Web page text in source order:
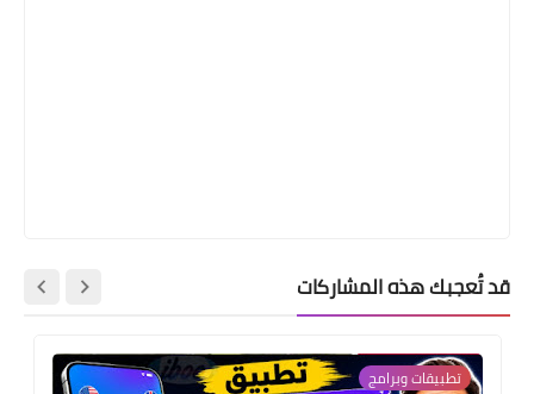
قد تُعجبك هذه المشاركات
تطبيقات وبرامج